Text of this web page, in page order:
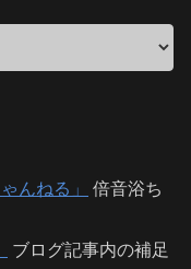
んねる」
倍音浴ち
ブログ記事内の補足